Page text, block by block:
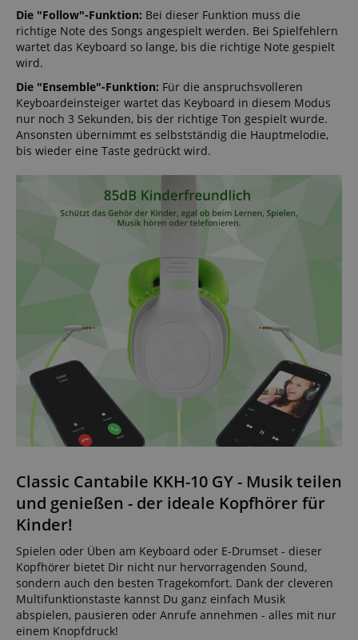
Die "Follow"-Funktion: Bei dieser Funktion muss die
richtige Note des Songs angespielt werden. Bei Spielfehlern
wartet das Keyboard so lange, bis die richtige Note gespielt
wird.
Die "Ensemble"-Funktion: Für die anspruchsvolleren
Keyboardeinsteiger wartet das Keyboard in diesem Modus
nur noch 3 Sekunden, bis der richtige Ton gespielt wurde.
Ansonsten übernimmt es selbstständig die Hauptmelodie,
bis wieder eine Taste gedrückt wird.
Classic Cantabile KKH-10 GY - Musik teilen
und genießen - der ideale Kopfhörer für
Kinder!
Spielen oder Üben am Keyboard oder E-Drumset - dieser
Kopfhörer bietet Dir nicht nur hervorragenden Sound,
sondern auch den besten Tragekomfort. Dank der cleveren
Multifunktionstaste kannst Du ganz einfach Musik
abspielen, pausieren oder Anrufe annehmen - alles mit nur
einem Knopfdruck!